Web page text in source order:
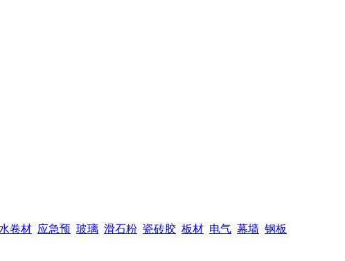
卷材 应急预 玻璃 滑石粉 瓷砖胶 板材 电气 幕墙 钢板